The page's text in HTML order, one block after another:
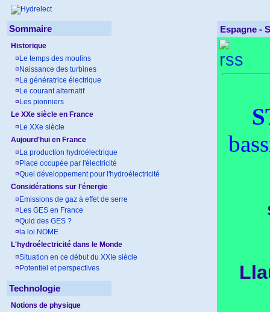
Sommaire
Historique
¤ Le temps des moulins
¤ Naissance des turbines
¤ La génératrice électrique
¤ Le courant alternatif
¤ Les pionniers
Le XXe siècle en France
¤ Le XXe siècle
Aujourd'hui en France
¤ La production hydroélectrique
¤ Place occupée par l'électricité
¤Quel développement pour l'hydroélectricité
Considérations sur l'énergie
¤ Emissions de gaz à effet de serre
¤ Les GES en France
¤Quid des GES ?
¤ la loi NOME
L'hydroélectricité dans le Monde
¤Situation en ce début du XXIe siècle
¤ Potentiel et perspectives
Technologie
Notions de physique
Espagne -